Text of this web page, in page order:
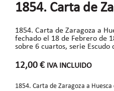
1854. Carta de
1854. Carta de Zaragoza a
fechado el 18 de Febrero de
sobre 6 cuartos, serie Escudo
12,00 € IVA INCLUIDO
1854. Carta de Zaragoza a